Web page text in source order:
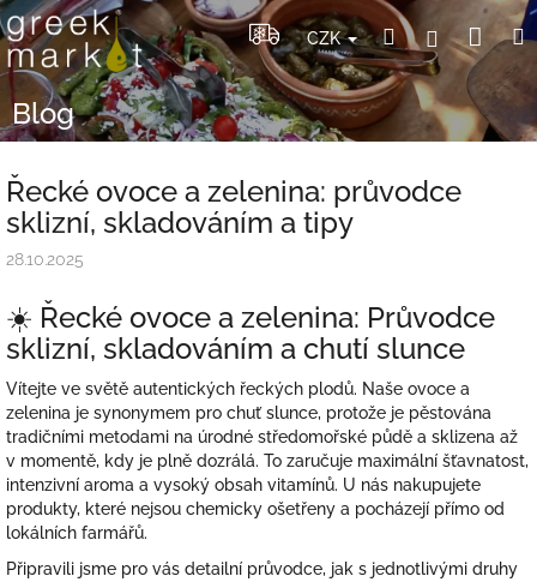
Přejít
na
obsah
CZK HledatPřihlášení
Blog
Řecké ovoce a zelenina: průvodce
sklizní, skladováním a tipy
28.10.2025
☀️ Řecké ovoce a zelenina: Průvodce
sklizní, skladováním a chutí slunce
Vítejte ve světě autentických řeckých plodů. Naše ovoce a
zelenina je synonymem pro chuť slunce, protože je pěstována
tradičními metodami na úrodné středomořské půdě a sklizena až
v momentě, kdy je plně dozrálá. To zaručuje maximální šťavnatost,
intenzivní aroma a vysoký obsah vitamínů. U nás nakupujete
produkty, které nejsou chemicky ošetřeny a pocházejí přímo od
lokálních farmářů.
Připravili jsme pro vás detailní průvodce, jak s jednotlivými druhy